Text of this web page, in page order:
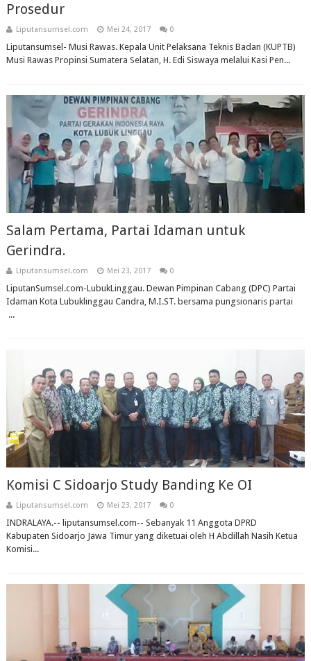
Prosedur
Liputansumsel.com Mei 24, 2017 0
Liputansumsel- Musi Rawas. Kepala Unit Pelaksana Teknis Badan (KUPTB)
Musi Rawas Propinsi Sumatera Selatan, H. Edi Siswaya melalui Kasi Pen...
Salam Pertama, Partai Idaman untuk
Gerindra.
Liputansumsel.com Mei 23, 2017 0
LiputanSumsel.com-LubukLinggau. Dewan Pimpinan Cabang (DPC) Partai
Idaman Kota Lubuklinggau Candra, M.I.ST. bersama pungsionaris partai
...
Komisi C Sidoarjo Study Banding Ke OI
Liputansumsel.com Mei 23, 2017 0
INDRALAYA.-- liputansumsel.com-- Sebanyak 11 Anggota DPRD
Kabupaten Sidoarjo Jawa Timur yang diketuai oleh H Abdillah Nasih Ketua
Komisi...